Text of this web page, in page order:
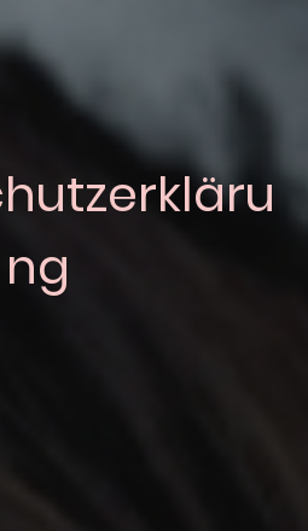
ng